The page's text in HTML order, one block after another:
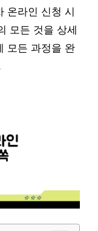
온라인 신청 시
모든 것을 상세
모든 과정을 완